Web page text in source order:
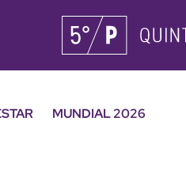
MUNDIAL 2026